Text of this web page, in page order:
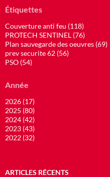
Étiquettes
Couverture anti feu (118)
PROTECH SENTINEL (76)
Plan sauvegarde des oeuvres (69)
prev securite 62 (56)
PSO (54)
Année
2026 (17)
2025 (80)
2024 (42)
2023 (43)
2022 (32)
ARTICLES RÉCENTS